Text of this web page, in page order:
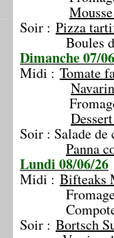
Soir : Pizza
Boules de
Dimanche 07/
Midi : Tomate
Soir : Salade
Panna
Lundi 08/06/26
Midi : Bifteaks
Compote
Soir : Bortsch